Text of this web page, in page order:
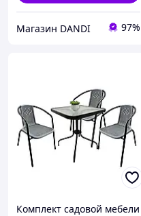
Магазин DANDI 97%
Комплект садовой мебели